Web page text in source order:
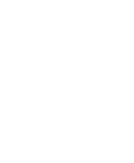
Langs stien mellem